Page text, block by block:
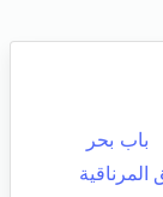
باب بحر
المرناقية